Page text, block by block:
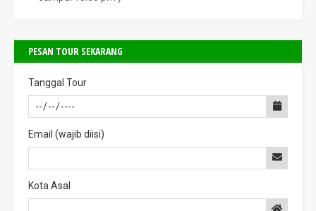
PESAN TOUR SEKARANG
Tanggal Tour
Email (wajib diisi)
Kota Asal